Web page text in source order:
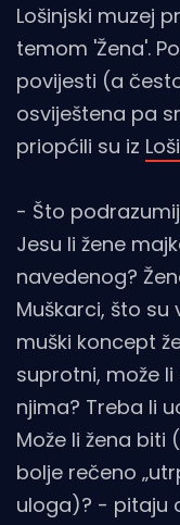
Lošinjski muzej
temom 'Žena'.
povijesti (a
osviještena pa
priopćili su iz
- Što
Jesu li žene
navedenog?
Muškarci, što su
muški koncept
suprotni, može
njima? Treba li
Može li žena biti
bolje rečeno
uloga)? - pitaju